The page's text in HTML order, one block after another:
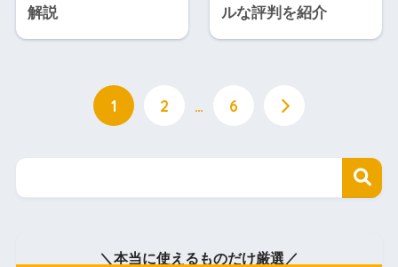
解説
ルな評判を紹介
1 2 … 6
＼本当に使えるものだけ厳選／